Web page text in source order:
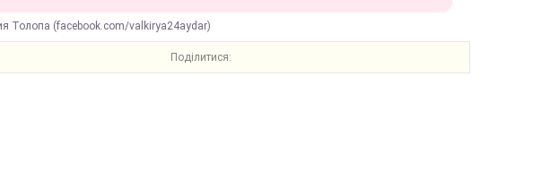
Толопа (facebook.com/valkirya24aydar)
Поділитися: